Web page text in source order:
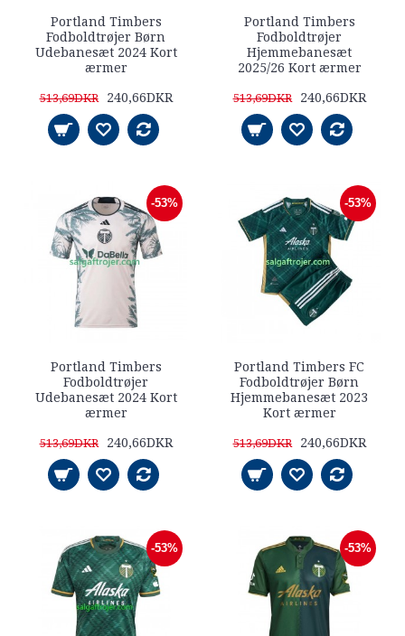
Portland Timbers
Fodboldtrøjer Børn
Udebanesæt 2024 Kort
ærmer
513,69DKR 240,66DKR
Portland Timbers
Fodboldtrøjer
Hjemmebanesæt
2025/26 Kort ærmer
513,69DKR 240,66DKR
-53%
Portland Timbers
Fodboldtrøjer
Udebanesæt 2024 Kort
ærmer
513,69DKR 240,66DKR
-53%
Portland Timbers FC
Fodboldtrøjer Børn
Hjemmebanesæt 2023
Kort ærmer
513,69DKR 240,66DKR
-53% -53%